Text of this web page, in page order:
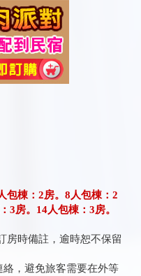
包棟：2房。8人包棟：2
3房。14人包棟：3房。
時備註，逾時恕不保留
，避免旅客需要在外等